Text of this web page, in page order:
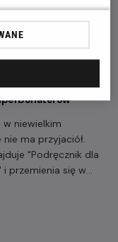
igrzyska, w
reprezentanci
w niewielkim
ma przyjaciół.
"Podręcznik dla
przemienia się w